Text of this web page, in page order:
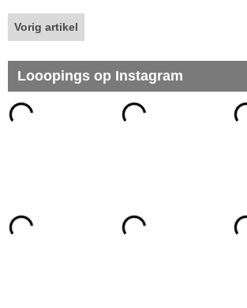
Vorig artikel
Looopings op Instagram